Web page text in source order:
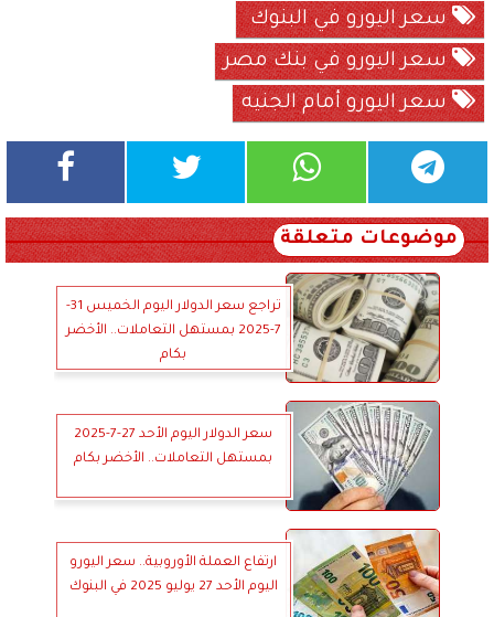
سعر اليورو في البنوك
سعر اليورو في بنك مصر
سعر اليورو أمام الجنيه
موضوعات متعلقة
تراجع سعر الدولار اليوم الخميس 31-
7-2025 بمستهل التعاملات.. الأخضر
بكام
سعر الدولار اليوم الأحد 27-7-2025
بمستهل التعاملات.. الأخضر بكام
ارتفاع العملة الأوروبية.. سعر اليورو
اليوم الأحد 27 يوليو 2025 في البنوك